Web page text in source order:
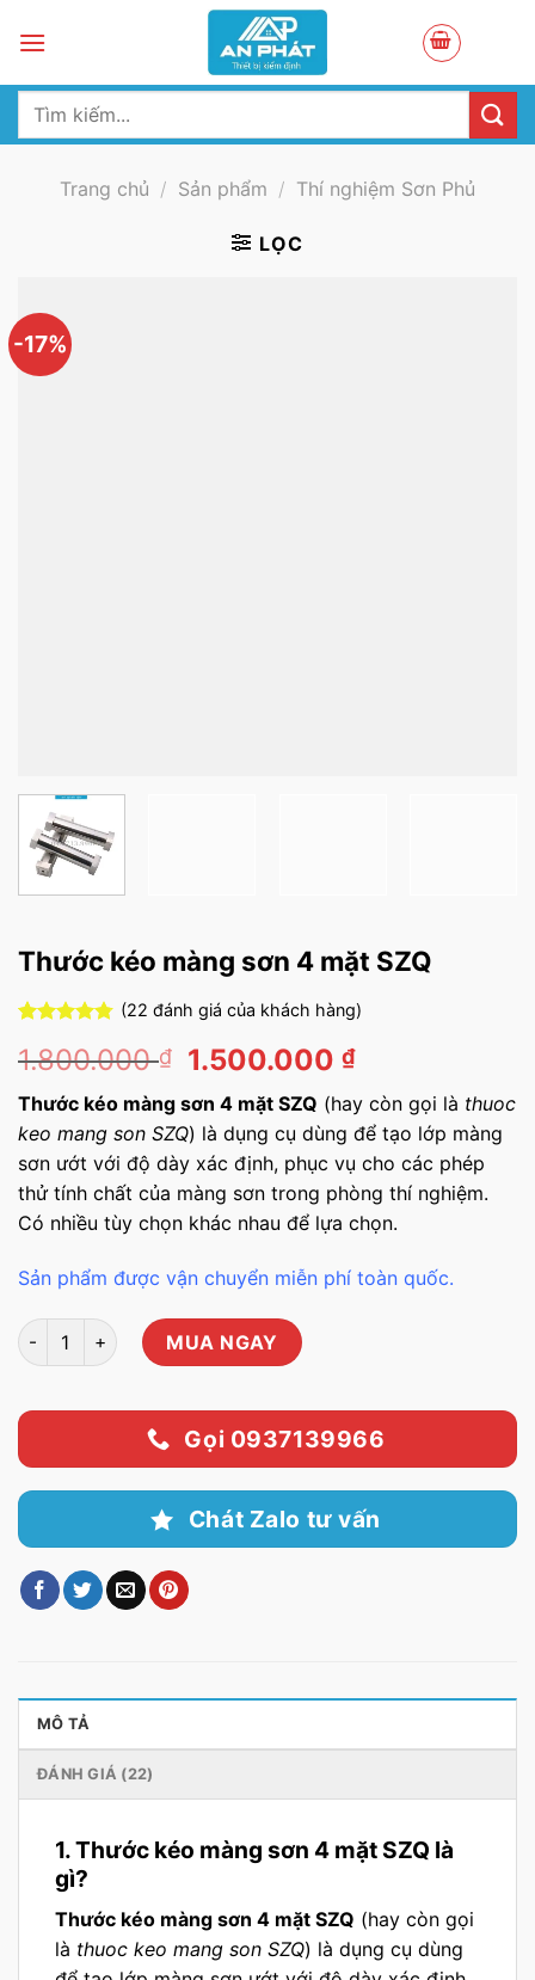
Tìm
Trang chủ / Sản phẩm / Thí nghiệm Sơn Phủ
LỌC
-17%
Thước kéo màng sơn 4 mặt SZQ
dựa trên
đánh giá
(22 đánh giá của khách hàng)
1.800.000₫
Giá
gốc
là:
1.800.000 ₫.
1.500.000₫Giá
hiện
tại
là:
1.500.000 ₫.
Thước kéo màng sơn 4 mặt SZQ (hay còn gọi là thuoc
keo mang son SZQ) là dụng cụ dùng để tạo lớp màng
sơn ướt với độ dày xác định, phục vụ cho các phép
thử tính chất của màng sơn trong phòng thí nghiệm.
Có nhiều tùy chọn khác nhau để lựa chọn.
Sản phẩm được vận chuyển miễn phí toàn quốc.
Thước kéo màng sơn 4 mặt SZQ số lượng
MUA NGAY
Gọi 0937139966
Chát Zalo tư vấn
MÔ TẢ
ĐÁNH GIÁ (22)
1. Thước kéo màng sơn 4 mặt SZQ là
gì?
Thước kéo màng sơn 4 mặt SZQ (hay còn gọi
là thuoc keo mang son SZQ) là dụng cụ dùng